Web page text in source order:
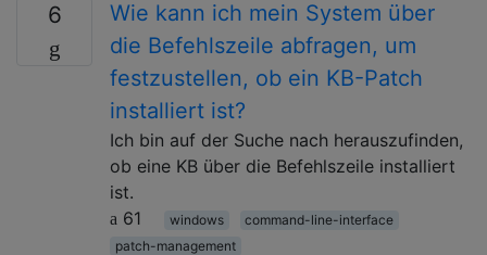
6
Wie kann ich mein System über
die Befehlszeile abfragen, um
festzustellen, ob ein KB-Patch
installiert ist?
Ich bin auf der Suche nach herauszufinden,
ob eine KB über die Befehlszeile installiert
ist.
61
windows
command-line-interface
patch-management